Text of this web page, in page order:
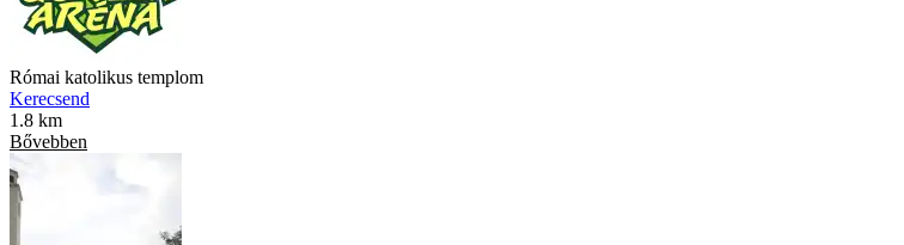
Római katolikus templom
Kerecsend
1.8 km
Bővebben